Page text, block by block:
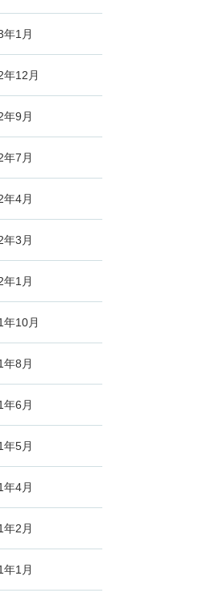
年1月
年12月
年9月
年7月
年4月
年3月
年1月
年10月
年8月
年6月
年5月
年4月
年2月
年1月